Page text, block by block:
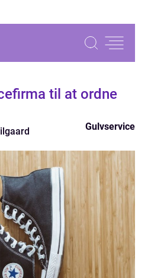
til at ordne
Gulvservice